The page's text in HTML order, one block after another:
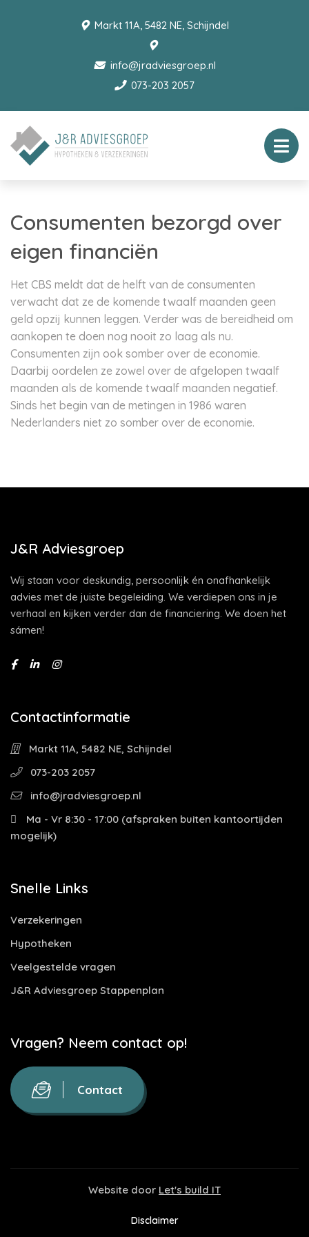
Markt 11A, 5482 NE, Schijndel
info@jradviesgroep.nl
073-203 2057
Consumenten bezorgd over
eigen financiën
Het CBS meldt dat de helft van de consumenten
verwacht dat ze de komende twaalf maanden geen
geld opzij kunnen leggen. Verder was de bereidheid om
aankopen te doen nog nooit zo laag als nu.
Consumenten zijn ook somber over de economie.
Daarbij oordelen ze zowel over de afgelopen twaalf
maanden als de komende twaalf maanden negatief.
Sinds het begin van de metingen in 1986 waren
Nederlanders niet zo somber over de economie.
J&R Adviesgroep
Wij staan voor deskundig, persoonlijk én onafhankelijk
advies met de juiste begeleiding. We verdiepen ons in je
verhaal en kijken verder dan de financiering. We doen het
sámen!
Contactinformatie
Markt 11A, 5482 NE, Schijndel
073-203 2057
info@jradviesgroep.nl
Ma - Vr 8:30 - 17:00 (afspraken buiten kantoortijden
mogelijk)
Snelle Links
Verzekeringen
Hypotheken
Veelgestelde vragen
J&R Adviesgroep Stappenplan
Vragen? Neem contact op!
Contact
Website door Let's build IT
Disclaimer